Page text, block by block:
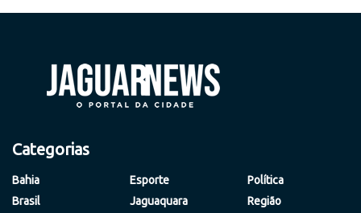
Categorias
Bahia
Brasil
Esporte
Jaguaquara
Política
Região